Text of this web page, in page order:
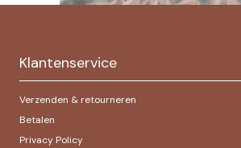
Klantenservice
Verzenden & retourneren
Betalen
Privacy Policy